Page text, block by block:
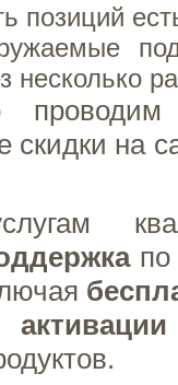
позиций
несколько
скидки на